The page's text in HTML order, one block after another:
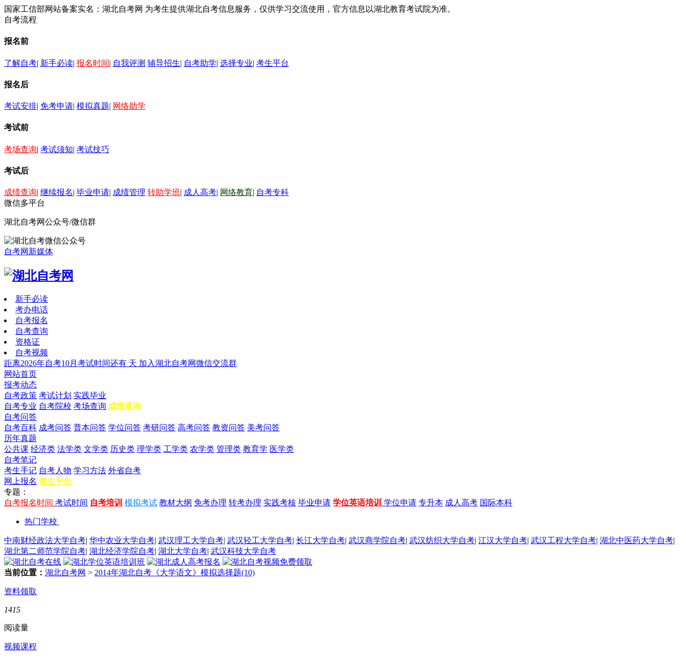
国家工信部网站备案实名：湖北自考网 为考生提供湖北自考信息服务，仅供学习交流使用，官方信息以湖北教育考试院为准。
自考流程
报名前
了解自考| 新手必读| 报名时间| 自我评测 辅导招生| 自考助学| 选择专业| 考生平台
报名后
考试安排| 免考申请| 模拟真题| 网络助学
考试前
考场查询| 考试须知| 考试技巧
考试后
成绩查询| 继续报名| 毕业申请| 成绩管理 转助学班| 成人高考| 网络教育| 自考专科
微信多平台
湖北自考网公众号/微信群
自考网新媒体
新手必读
考办电话
自考报名
自考查询
资格证
自考视频
距离2026年自考10月考试时间还有 天 加入湖北自考网微信交流群
网站首页
报考动态
自考政策 考试计划 实践毕业
自考专业 自考院校 考场查询 成绩查询
自考问答
自考百科 成考问答 普本问答 学位问答 考研问答 高考问答 教资问答 美考问答
历年真题
公共课 经济类 法学类 文学类 历史类 理学类 工学类 农学类 管理类 教育学 医学类
自考笔记
考生手记 自考人物 学习方法 外省自考
网上报名 考生平台
专题：
自考报名时间 考试时间 自考培训 模拟考试 教材大纲 免考办理 转考办理 实践考核 毕业申请 学位英语培训 学位申请 专升本 成人高考 国际本科
热门学校
中南财经政法大学自考| 华中农业大学自考| 武汉理工大学自考| 武汉轻工大学自考| 长江大学自考| 武汉商学院自考| 武汉纺织大学自考| 江汉大学自考| 武汉工程大学自考| 湖北中医药大学自考|
湖北第二师范学院自考| 湖北经济学院自考| 湖北大学自考| 武汉科技大学自考
当前位置： 湖北自考网 > 2014年湖北自考《大学语文》模拟选择题(10)
资料领取
1415
阅读量
视频课程